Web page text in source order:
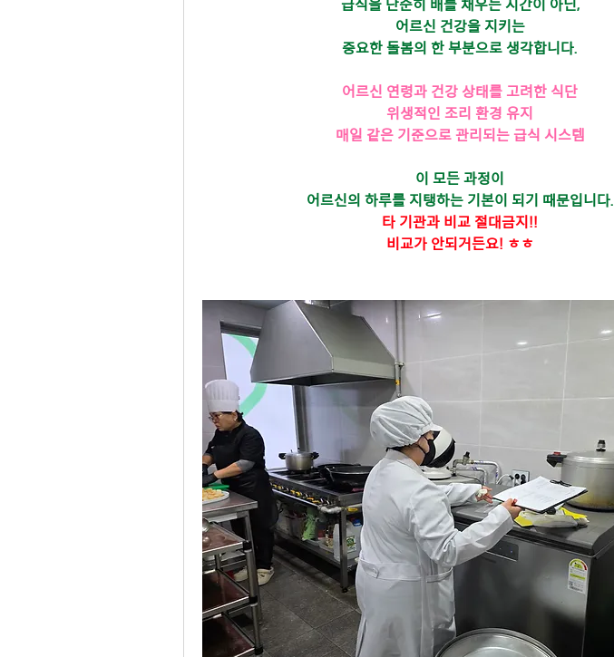
급식을 단순히 배를 채우는 시간이 아닌,
어르신 건강을 지키는
중요한 돌봄의 한 부분으로 생각합니다.
어르신 연령과 건강 상태를 고려한 식단
위생적인 조리 환경 유지
매일 같은 기준으로 관리되는 급식 시스템
이 모든 과정이
어르신의 하루를 지탱하는 기본이 되기 때문입니다.
타 기관과 비교 절대금지!!
비교가 안되거든요! ㅎㅎ